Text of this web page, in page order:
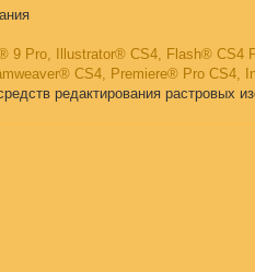
9 Pro, Illustrator® CS4, Flash®
CS4, Premiere® Pro CS4,
редактирования растровых